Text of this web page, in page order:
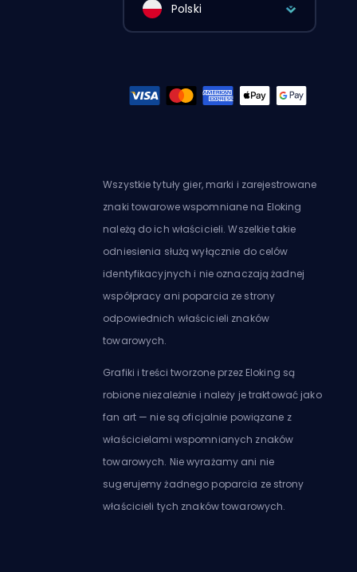
Polski
Wszystkie tytuły gier, marki i zarejestrowane
znaki towarowe wspomniane na Eloking
należą do ich właścicieli. Wszelkie takie
odniesienia służą wyłącznie do celów
identyfikacyjnych i nie oznaczają żadnej
współpracy ani poparcia ze strony
odpowiednich właścicieli znaków
towarowych.
Grafiki i treści tworzone przez Eloking są
robione niezależnie i należy je traktować jako
fan art — nie są oficjalnie powiązane z
właścicielami wspomnianych znaków
towarowych. Nie wyrażamy ani nie
sugerujemy żadnego poparcia ze strony
właścicieli tych znaków towarowych.